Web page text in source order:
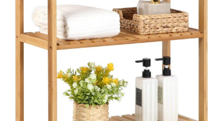
Masina de tuns iarba
Suflante
Despicatoare si Tocatoare crengi
Motocultoare si Motoburghie
Pompe apa si accesorii